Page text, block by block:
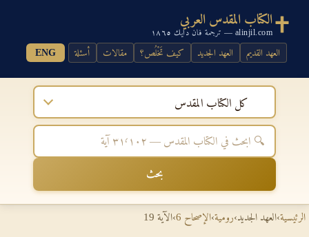
الكتاب المقدس العربي
alinjil.com — ترجمة فان دايك ١٨٦٥
العهد القديم العهد الجديد كيف تَخْلُص؟ مقالات أسئلة ENG
كل الكتاب المقدس
بحث
الرئيسية›العهد الجديد›رومية›الإصحاح 6 ›الآية 19